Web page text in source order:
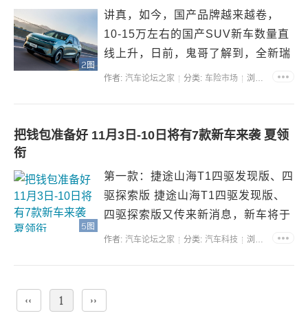
2图
讲真，如今，国产品牌越来越卷，
10-15万左右的国产SUV新车数量直
线上升，日前，鬼哥了解到，全新瑞
虎8、吉利星越L等车型都传出新消
之内就会正式上市，而...
作者: 汽车论坛之家 分类: 车险市场 浏览:39793
把钱包准备好 11月3日-10日将有7款新车来袭 夏领
衔
5图
第一款：捷途山海T1四驱发现版、四
驱探索版 捷途山海T1四驱发现版、
四驱探索版又传来新消息，新车将于
11月3日上市，新车为增配车型，上
观上变化不大，基本还...
作者: 汽车论坛之家 分类: 汽车科技 浏览:39614
‹‹ 1 ››